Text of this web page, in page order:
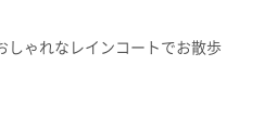
しゃれなレインコートでお散歩